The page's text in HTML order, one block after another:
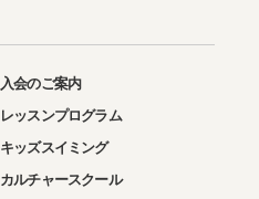
入会のご案内
レッスンプログラム
キッズスイミング
カルチャースクール